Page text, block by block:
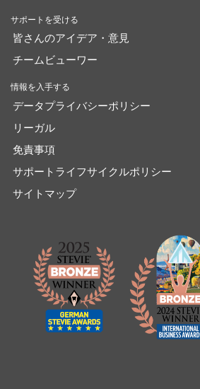
サポートを受ける
皆さんのアイデア・意見
チームビューワー
情報を入手する
データプライバシーポリシー
リーガル
免責事項
サポートライフサイクルポリシー
サイトマップ